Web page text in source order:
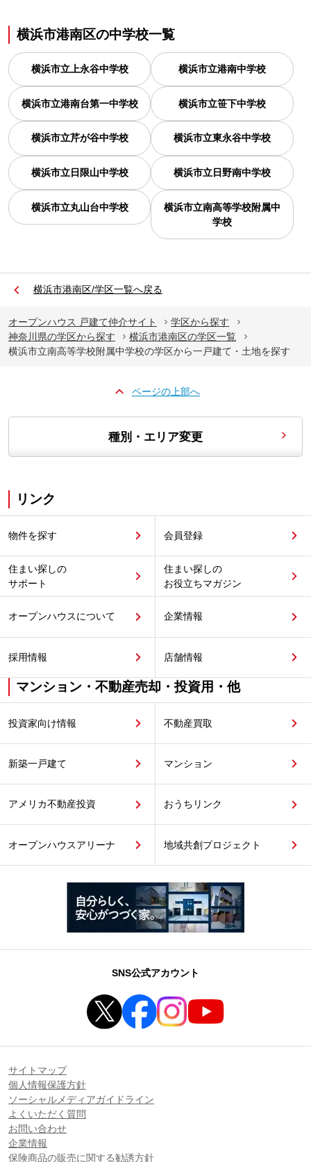
横浜市港南区の中学校一覧
横浜市立上永谷中学校 横浜市立港南中学校
横浜市立港南台第一中学校 横浜市立笹下中学校
横浜市立芹が谷中学校 横浜市立東永谷中学校
横浜市立日限山中学校 横浜市立日野南中学校
横浜市立丸山台中学校
横浜市立南高等学校附属中
学校
横浜市港南区/学区一覧へ戻る
オープンハウス 戸建て仲介サイト
学区から探す
神奈川県の学区から探す
横浜市港南区の学区一覧
横浜市立南高等学校附属中学校の学区から一戸建て・土地を探す
ページの上部へ
種別・エリア変更
リンク
物件を探す 会員登録
住まい探しの
サポート
住まい探しの
お役立ちマガジン
オープンハウスについて 企業情報
採用情報 店舗情報
マンション・不動産売却・投資用・他
投資家向け情報 不動産買取
新築一戸建て マンション
アメリカ不動産投資 おうちリンク
オープンハウスアリーナ 地域共創プロジェクト
SNS公式アカウント
サイトマップ
個人情報保護方針
ソーシャルメディアガイドライン
よくいただく質問
お問い合わせ
企業情報
保険商品の販売に関する勧誘方針